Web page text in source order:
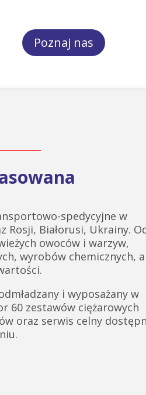
Poznaj nas
spedycyjne w
Rosji, Białorusi, Ukrainy.
owoców i warzyw,
wyrobów chemicznych, a
i wyposażany w
60 zestawów ciężarowych
oraz serwis celny